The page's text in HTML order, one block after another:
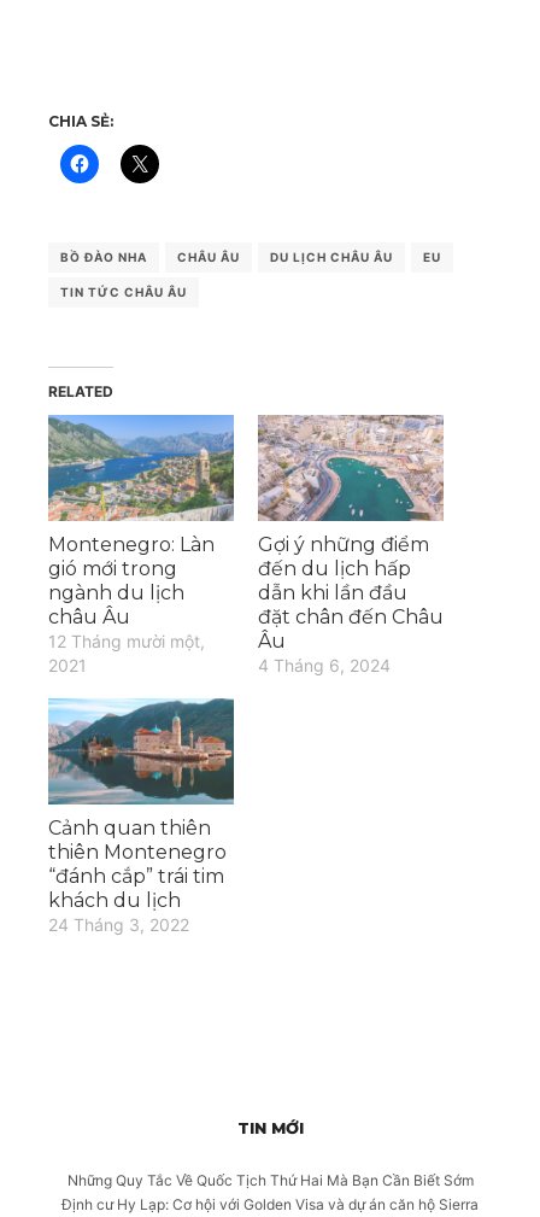
CHIA SẺ:
BỒ ĐÀO NHA CHÂU ÂU DU LỊCH CHÂU ÂU EU
TIN TỨC CHÂU ÂU
RELATED
Montenegro: Làn
gió mới trong
ngành du lịch
châu Âu
12 Tháng mười một,
2021
Gợi ý những điểm
đến du lịch hấp
dẫn khi lần đầu
đặt chân đến Châu
Âu
4 Tháng 6, 2024
Cảnh quan thiên
thiên Montenegro
“đánh cắp” trái tim
khách du lịch
24 Tháng 3, 2022
TIN MỚI
Những Quy Tắc Về Quốc Tịch Thứ Hai Mà Bạn Cần Biết Sớm
Định cư Hy Lạp: Cơ hội với Golden Visa và dự án căn hộ Sierra